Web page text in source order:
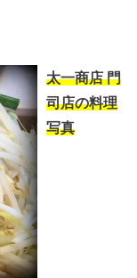
太一商店 門
司店の料理
写真